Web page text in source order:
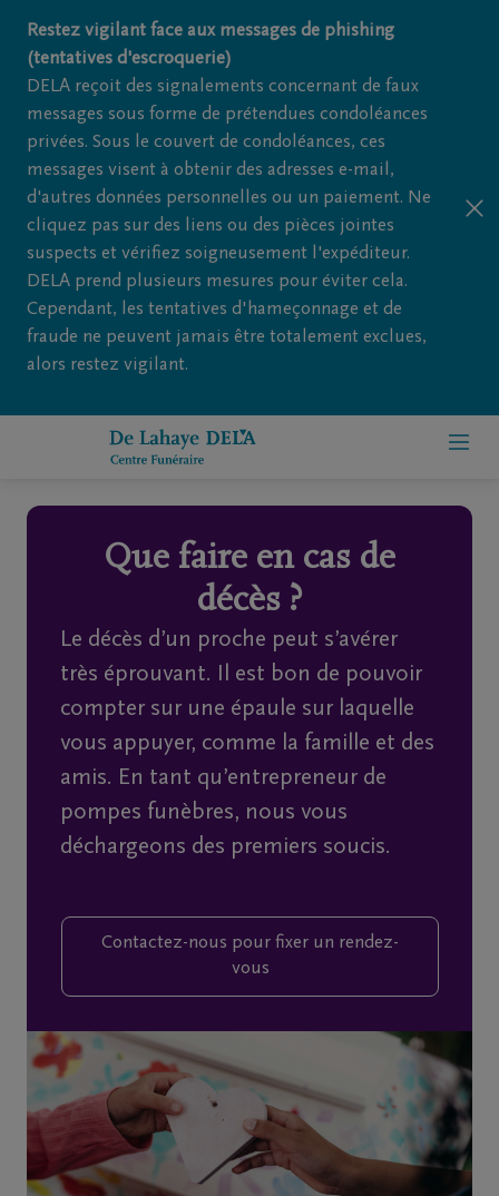
Restez vigilant face aux messages de phishing
(tentatives d'escroquerie)
DELA reçoit des signalements concernant de faux
messages sous forme de prétendues condoléances
privées. Sous le couvert de condoléances, ces
messages visent à obtenir des adresses e-mail,
d'autres données personnelles ou un paiement. Ne
cliquez pas sur des liens ou des pièces jointes
suspects et vérifiez soigneusement l'expéditeur.
DELA prend plusieurs mesures pour éviter cela.
Cependant, les tentatives d'hameçonnage et de
fraude ne peuvent jamais être totalement exclues,
alors restez vigilant.
Home
À
propos
nous
Contact
Organiser
funérailles
décès
Notre
centre
funéraire
Que faire en cas de
décès ?
Le décès d’un proche peut s’avérer
très éprouvant. Il est bon de pouvoir
compter sur une épaule sur laquelle
vous appuyer, comme la famille et des
amis. En tant qu’entrepreneur de
pompes funèbres, nous vous
déchargeons des premiers soucis.
Contactez-nous pour fixer un rendez-
vous